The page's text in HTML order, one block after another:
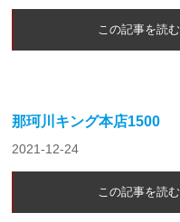
この記事を読む
那珂川キング本店1500
2021-12-24
この記事を読む